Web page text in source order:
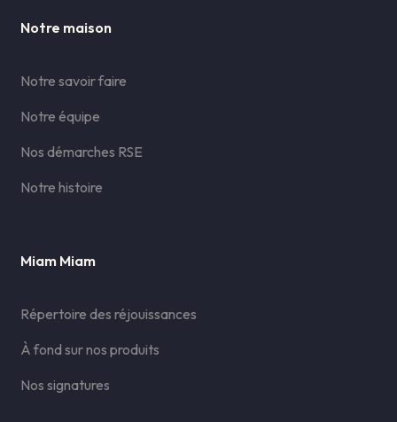
Notre maison
Notre savoir faire
Notre équipe
Nos démarches RSE
Notre histoire
Miam Miam
Répertoire des réjouissances
À fond sur nos produits
Nos signatures